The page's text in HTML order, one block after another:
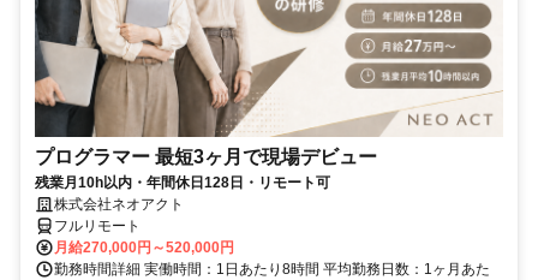
プログラマー 最短3ヶ月で現場デビュー
残業月10h以内・年間休日128日・リモート可
株式会社ネオアクト
フルリモート
月給270,000円～520,000円
勤務時間詳細 実働時間：1日あたり8時間 平均勤務日数：1ヶ月あた